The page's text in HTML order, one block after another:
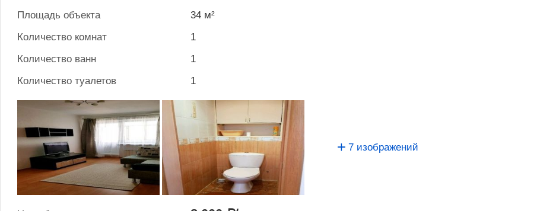
Площадь объекта
34 м²
Количество комнат
1
Количество ванн
1
Количество туалетов
1
7 изображений